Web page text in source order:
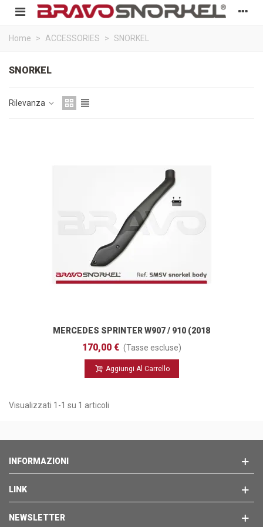
Home > ACCESSORIES > SNORKEL
SNORKEL
Rilevanza
MERCEDES SPRINTER W907 / 910 (2018
- ) Snorkel Body
170,00 € (Tasse escluse)
Aggiungi Al Carrello
Visualizzati 1-1 su 1 articoli
INFORMAZIONI
LINK
NEWSLETTER